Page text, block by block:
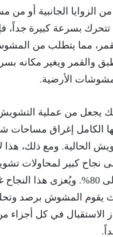
الزوايا الجانبية أو
بسرعة كبيرة جداً،
القمر، مما يتطلب من
والقمر ويغير مكانه
الأرضية.
يجعل من عملية
الكامل إغراق مساحات
الحالية. ومع ذلك، هذا
نجاح كبير لمحاولات
التي وصلت فيها نسبة تعطيل الشبكة إلى 80%.
يقوم المشوش برصد
الاستقبال في كل أجزاء من